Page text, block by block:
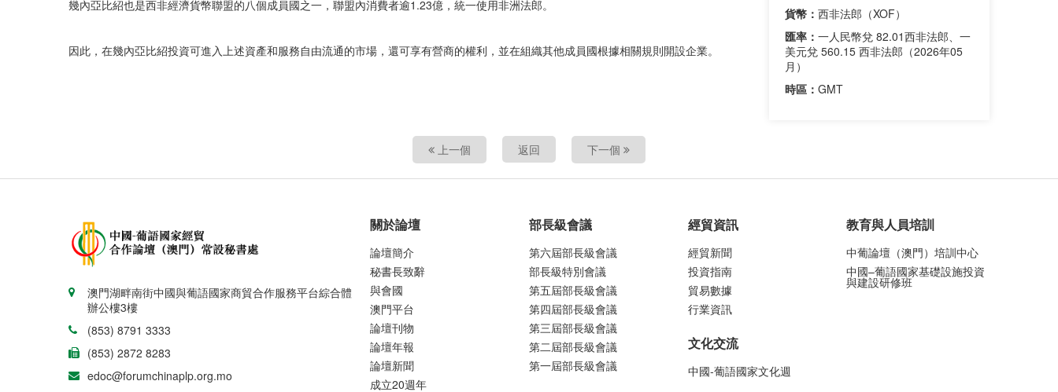
貨幣： 西非法郎（XOF）
匯率： 一人民幣兌 82.01西非法郎、一
美元兌 560.15 西非法郎（2026年05
月）
時區： GMT
幾內亞比紹也是西非經濟貨幣聯盟的八個成員國之一，聯盟內消費者逾1.23億，統一使用非洲法郎。
因此，在幾內亞比紹投資可進入上述資產和服務自由流通的市場，還可享有營商的權利，並在組織其他成員國根據相關規則開設企業。
上一個 返回 下一個
澳門湖畔南街中國與葡語國家商貿合作服務平台綜合體
辦公樓3樓
(853) 8791 3333
(853) 2872 8283
edoc@forumchinaplp.org.mo
關於論壇
論壇簡介
秘書長致辭
與會國
澳門平台
論壇刊物
論壇年報
論壇新聞
成立20週年
部長級會議
第六屆部長級會議
部長級特別會議
第五屆部長級會議
第四屆部長級會議
第三屆部長級會議
第二屆部長級會議
第一屆部長級會議
經貿資訊
經貿新聞
投資指南
貿易數據
行業資訊
文化交流
中國-葡語國家文化週
教育與人員培訓
中葡論壇（澳門）培訓中心
中國–葡語國家基礎設施投資
與建設研修班